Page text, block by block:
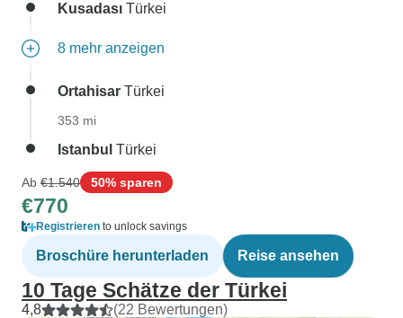
Kusadası Türkei
8 mehr anzeigen
Ortahisar Türkei
353 mi
Istanbul Türkei
Ab €1.540 50% sparen
€770
Registrieren to unlock savings
Broschüre herunterladen Reise ansehen
10 Tage Schätze der Türkei
4,8 (22 Bewertungen)